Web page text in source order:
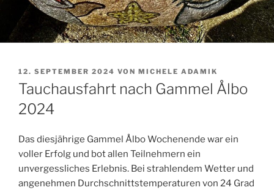
VERÖFFENTLICHT
AM
12. SEPTEMBER 2024 VON MICHELE ADAMIK
Tauchausfahrt nach Gammel Ålbo
2024
Das diesjährige Gammel Ålbo Wochenende war ein
voller Erfolg und bot allen Teilnehmern ein
unvergessliches Erlebnis. Bei strahlendem Wetter und
angenehmen Durchschnittstemperaturen von 24 Grad